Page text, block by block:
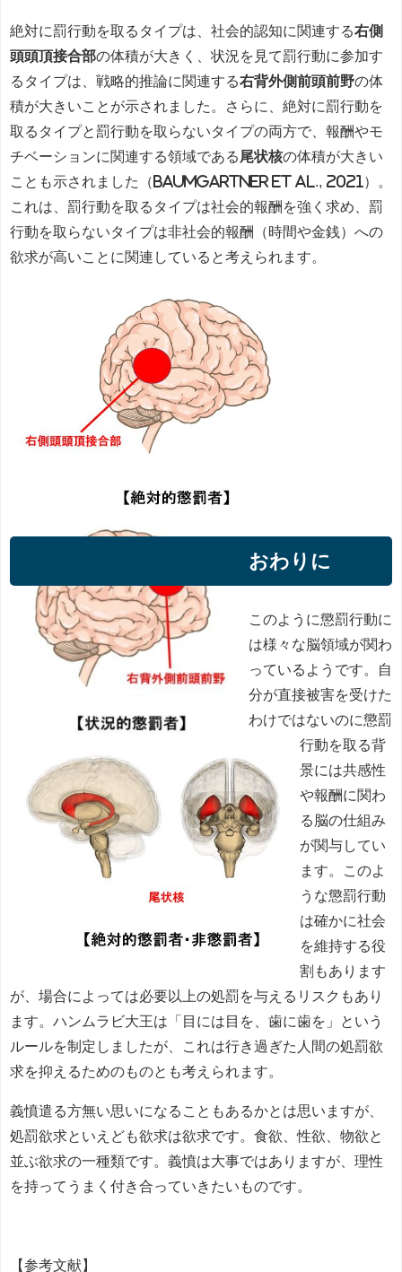
絶対に罰行動を取るタイプは、社会的認知に関連する右側
頭頭頂接合部の体積が大きく、状況を見て罰行動に参加す
るタイプは、戦略的推論に関連する右背外側前頭前野の体
積が大きいことが示されました。さらに、絶対に罰行動を
取るタイプと罰行動を取らないタイプの両方で、報酬やモ
チベーションに関連する領域である 尾状核の体積が大きい
ことも示されました（Baumgartner et al., 2021）。
これは、罰行動を取るタイプは社会的報酬を強く求め、罰
行動を取らないタイプは非社会的報酬（時間や金銭）への
欲求が高いことに関連していると考えられます。
おわりに
このように懲罰行動に
は様々な脳領域が関わ
っているようです。自
分が直接被害を受けた
わけではないのに懲罰
行動を取る背
景には共感性
や報酬に関わ
る脳の仕組み
が関与してい
ます。このよ
うな懲罰行動
は確かに社会
を維持する役
割もあります
が、場合によっては必要以上の処罰を与えるリスクもあり
ます。ハンムラビ大王は「目には目を、歯に歯を」という
ルールを制定しましたが、これは行き過ぎた人間の処罰欲
求を抑えるためのものとも考えられます。
義憤遣る方無い思いになることもあるかとは思いますが、
処罰欲求といえども欲求は欲求です。食欲、性欲、物欲と
並ぶ欲求の一種類です。義憤は大事ではありますが、理性
を持ってうまく付き合っていきたいものです。
【参考文献】